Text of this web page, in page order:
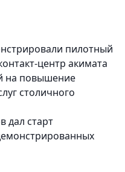
пилотный
центр акимата
на повышение
столичного
дал старт